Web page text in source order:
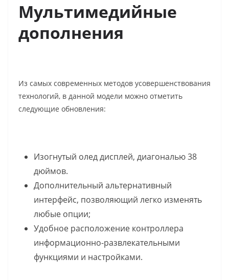
Мультимедийные
дополнения
Из самых современных методов усовершенствования
технологий, в данной модели можно отметить
следующие обновления:
Изогнутый олед дисплей, диагональю 38
дюймов.
Дополнительный альтернативный
интерфейс, позволяющий легко изменять
любые опции;
Удобное расположение контроллера
информационно-развлекательными
функциями и настройками.